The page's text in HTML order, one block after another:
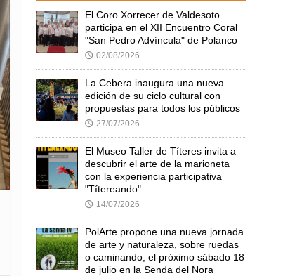
El Coro Xorrecer de Valdesoto
participa en el XII Encuentro Coral
"San Pedro Advíncula" de Polanco
🕔 02/08/2026
La Cebera inaugura una nueva
edición de su ciclo cultural con
propuestas para todos los públicos
🕔 27/07/2026
El Museo Taller de Títeres invita a
descubrir el arte de la marioneta
con la experiencia participativa
"Títereando"
🕔 14/07/2026
PolArte propone una nueva jornada
de arte y naturaleza, sobre ruedas
o caminando, el próximo sábado 18
de julio en la Senda del Nora